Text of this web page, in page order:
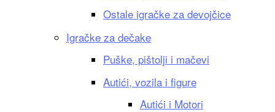
Ostale igračke za devojčice
Igračke za dečake
Puške, pištolji i mačevi
Autići, vozila i figure
Autići i Motori